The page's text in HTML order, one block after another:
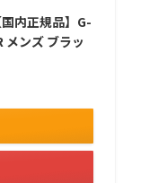
内正規品】G-
メンズ ブラッ